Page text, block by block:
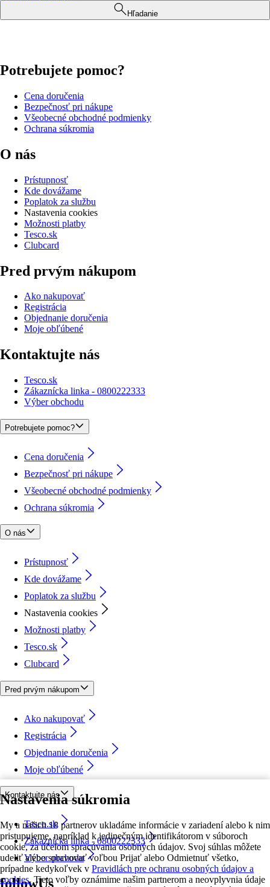
Nastavenia súkromia
My a našich 18 partnerov ukladáme informácie v zariadení alebo k nim
pristupujeme, napríklad k jedinečným identifikátorom v súboroch
cookie, za účelom spracúvania osobných údajov. Svoj súhlas môžete
udeliť alebo spravovať voľbou Prijať alebo Odmietnuť všetko,
prípadne kedykoľvek v Pravidlách pre ochranu osobných údajov a
cookies. Tieto voľby oznámime našim partnerom a neovplyvnia údaje
Hľadanie
Potrebujete pomoc?
Cena doručenia
Bezpečnosť pri nákupe
Všeobecné obchodné podmienky
Ochrana súkromia
O nás
Prístupnosť
Kde dovážame
Poplatok za službu
Nastavenia cookies
Možnosti platby
Tesco.sk
Clubcard
Pred prvým nákupom
Ako nakupovať
Registrácia
Objednanie doručenia
Moje obľúbené
Kontaktujte nás
Tesco.sk
Zákaznícka linka - 0800222333
Výber obchodu
Potrebujete pomoc?
Cena doručenia
Bezpečnosť pri nákupe
Všeobecné obchodné podmienky
Ochrana súkromia
O nás
Prístupnosť
Kde dovážame
Poplatok za službu
Nastavenia cookies
Možnosti platby
Tesco.sk
Clubcard
Pred prvým nákupom
Ako nakupovať
Registrácia
Objednanie doručenia
Moje obľúbené
Kontaktujte nás
Tesco.sk
Zákaznícka linka - 0800222333
Výber obchodu
followUs